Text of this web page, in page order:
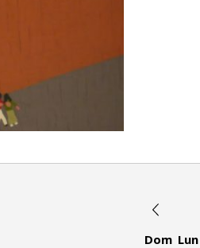
Dom Lun